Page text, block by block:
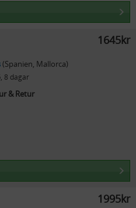
1645kr
(Spanien, Mallorca)
, 8 dagar
& Retur
1995kr